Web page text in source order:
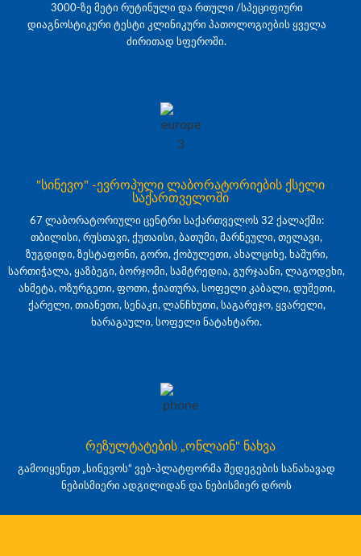
3000-ზე მეტი რუტინული და რთული /სპეციფიური
დიაგნოსტიკური ტესტი კლინიკური პათოლოგიების ყველა
ძირითად სფეროში.
"სინევო" -ევროპული ლაბორატორიების ქსელი
საქართველოში
67 ლაბორატორიული ცენტრი საქართველოს 32 ქალაქში:
თბილისი, რუსთავი, ქუთაისი, ბათუმი, მარნეული, თელავი,
ზუგდიდი, ზესტაფონი, გორი, ქობულეთი, ახალციხე, ხაშური,
სართიჭალა, ყაზბეგი, ბორჯომი, სამტრედია, გურჯაანი, ლაგოდეხი,
ახმეტა, ოზურგეთი, ფოთი, ჭიათურა, სოფელი კაბალი, დუშეთი,
ქარელი, თიანეთი, სენაკი, ლანჩხუთი, საგარეჯო, ყვარელი,
ხარაგაული, სოფელი ნატახტარი.
რეზულტატების „ონლაინ" ნახვა
გამოიყენეთ „სინევოს“ ვებ-პლატფორმა შედეგების სანახავად
ნებისმიერი ადგილიდან და ნებისმიერ დროს